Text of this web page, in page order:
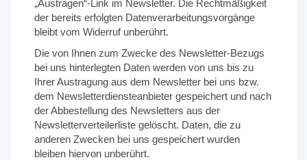
„Austragen“-Link im Newsletter. Die Rechtmäßigkeit
der bereits erfolgten Datenverarbeitungsvorgänge
bleibt vom Widerruf unberührt.
Die von Ihnen zum Zwecke des Newsletter-Bezugs
bei uns hinterlegten Daten werden von uns bis zu
Ihrer Austragung aus dem Newsletter bei uns bzw.
dem Newsletterdiensteanbieter gespeichert und nach
der Abbestellung des Newsletters aus der
Newsletterverteilerliste gelöscht. Daten, die zu
anderen Zwecken bei uns gespeichert wurden
bleiben hiervon unberührt.